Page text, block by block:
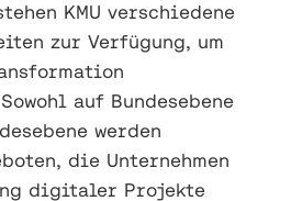
KMU verschiedene
zur Verfügung, um
auf Bundesebene
werden
die Unternehmen
digitaler Projekte